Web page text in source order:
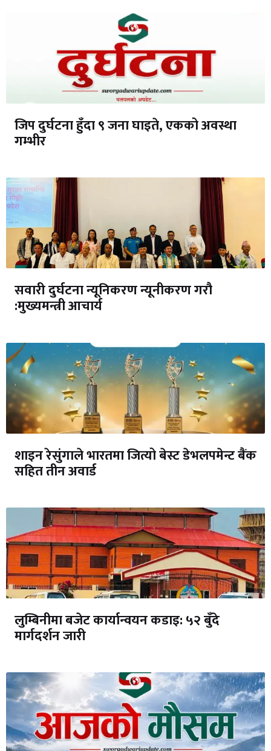
जिप दुर्घटना हुँदा ९ जना घाइते, एकको अवस्था
गम्भीर
सवारी दुर्घटना न्यूनिकरण न्यूनीकरण गरौ
:मुख्यमन्त्री आचार्य
शाइन रेसुंगाले भारतमा जित्यो बेस्ट डेभलपमेन्ट बैंक
सहित तीन अवार्ड
लुम्बिनीमा बजेट कार्यान्वयन कडाइ: ५२ बुँदे
मार्गदर्शन जारी